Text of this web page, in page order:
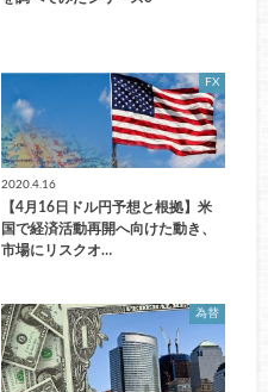
FX
2020.4.16
【4月16日ドル円予想と根拠】米
国で経済活動再開へ向けた動き、
市場にリスクオ…
為替